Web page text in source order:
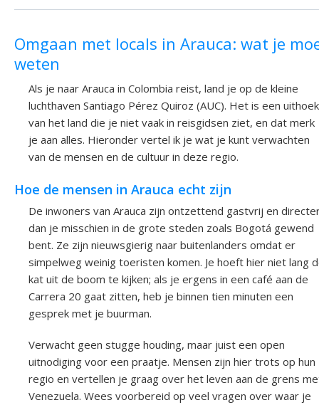
Omgaan met locals in Arauca: wat je
weten
Als je naar Arauca in Colombia reist, land je op de kleine
luchthaven Santiago Pérez Quiroz (AUC). Het is een uithoek
van het land die je niet vaak in reisgidsen ziet, en dat merk
je aan alles. Hieronder vertel ik je wat je kunt verwachten
van de mensen en de cultuur in deze regio.
Hoe de mensen in Arauca echt zijn
De inwoners van Arauca zijn ontzettend gastvrij en
dan je misschien in de grote steden zoals Bogotá gewend
bent. Ze zijn nieuwsgierig naar buitenlanders omdat er
simpelweg weinig toeristen komen. Je hoeft hier niet lang
kat uit de boom te kijken; als je ergens in een café aan de
Carrera 20 gaat zitten, heb je binnen tien minuten een
gesprek met je buurman.
Verwacht geen stugge houding, maar juist een open
uitnodiging voor een praatje. Mensen zijn hier trots op hun
regio en vertellen je graag over het leven aan de grens
Venezuela. Wees voorbereid op veel vragen over waar je